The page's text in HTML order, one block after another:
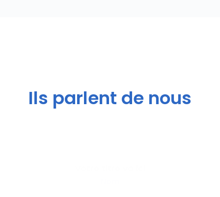
Ils parlent de nous